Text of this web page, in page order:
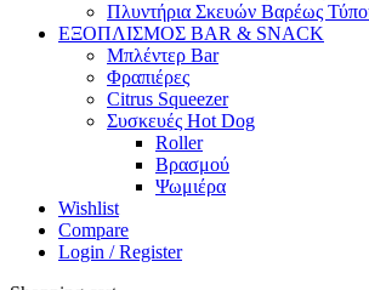
Πλυντήρια Σκευών Βαρέως
ΕΞΟΠΛΙΣΜΟΣ BAR & SNACK
Μπλέντερ Bar
Φραπιέρες
Citrus Squeezer
Συσκευές Hot Dog
Roller
Βρασμού
Ψωμιέρα
Wishlist
Compare
Login / Register